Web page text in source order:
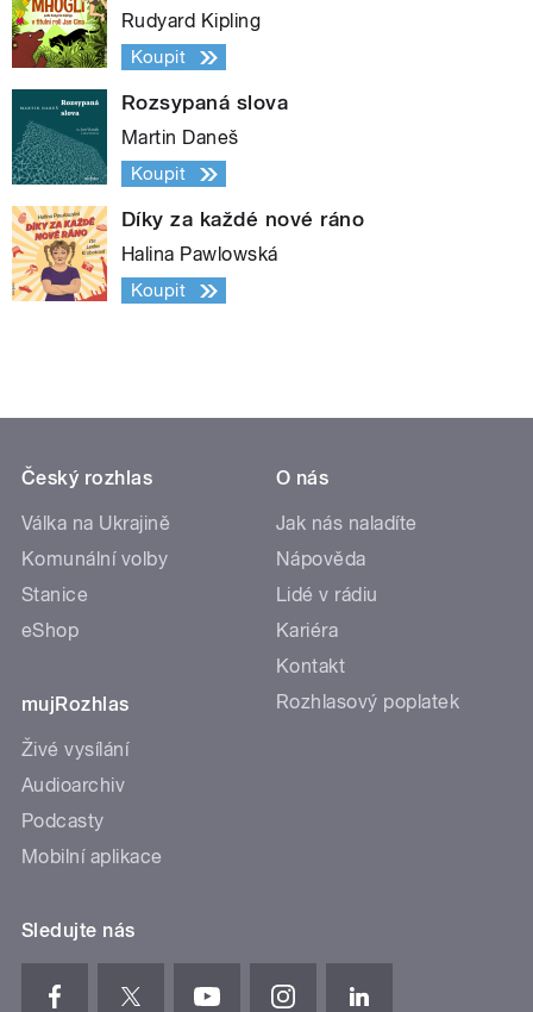
Rudyard Kipling
Koupit
Rozsypaná slova
Martin Daneš
Koupit
Díky za každé nové ráno
Halina Pawlowská
Koupit
Český rozhlas
Válka na Ukrajině
Komunální volby
Stanice
eShop
mujRozhlas
Živé vysílání
Audioarchiv
Podcasty
Mobilní aplikace
O nás
Jak nás naladíte
Nápověda
Lidé v rádiu
Kariéra
Kontakt
Rozhlasový poplatek
Sledujte nás